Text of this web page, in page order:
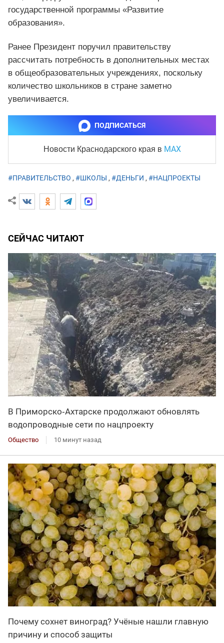
государственной программы «Развитие
образования».
Ранее Президент поручил правительству
рассчитать потребность в дополнительных местах
в общеобразовательных учреждениях, поскольку
количество школьников в стране заметно
увеличивается.
ПОДПИСАТЬСЯ
Новости Краснодарского края в MAX
#ПРАВИТЕЛЬСТВО , #ШКОЛЫ , #ДЕНЬГИ , #НАЦПРОЕКТЫ
СЕЙЧАС ЧИТАЮТ
В Приморско‑Ахтарске продолжают обновлять
водопроводные сети по нацпроекту
Общество 10 минут назад
Почему сохнет виноград? Учёные нашли главную
причину и способ защиты